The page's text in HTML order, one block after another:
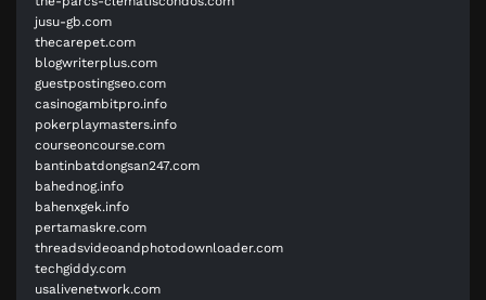
jusu-gb.com
thecarepet.com
blogwriterplus.com
guestpostingseo.com
casinogambitpro.info
pokerplaymasters.info
courseoncourse.com
bantinbatdongsan247.com
bahednog.info
bahenxgek.info
pertamaskre.com
threadsvideoandphotodownloader.com
techgiddy.com
usalivenetwork.com